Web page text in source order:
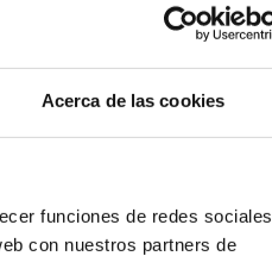
Acerca de las cookies
funciones de redes sociales
con nuestros partners de